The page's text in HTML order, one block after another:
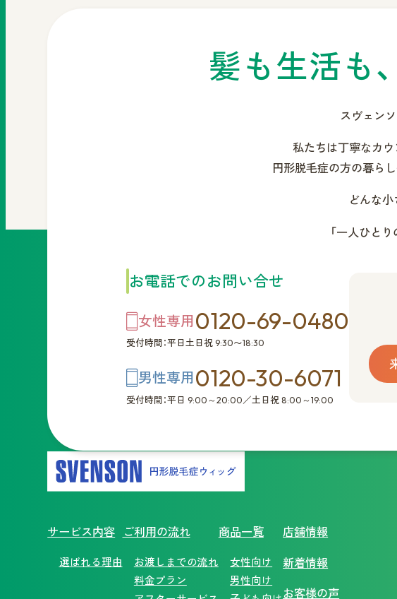
髪も生活も、
スヴェン
私たちは丁寧なカウ
円形脱毛症の方の暮ら
どんな小
「一人ひと
お電話でのお問い合せ
女性専用 0120-69-0480
受付時間：平日土日祝 9:30〜18:30
男性専用0120-30-6071
受付時間：平日 9:00～20:00／土日祝 8:00～19:00
サービス内容
選ばれる理由
ご利用の流れ
お渡しまでの流れ
料金プラン
商品一覧
女性向け
男性向け
店舗情報
新着情報
お客様の声